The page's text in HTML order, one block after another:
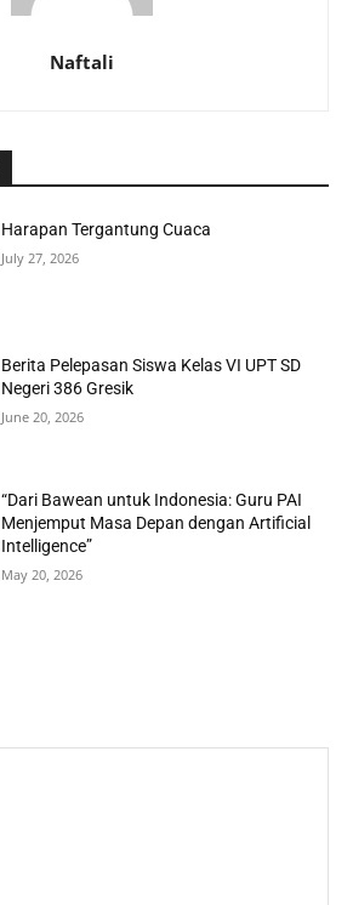
Naftali
Harapan Tergantung Cuaca
July 27, 2026
Berita Pelepasan Siswa Kelas VI UPT SD
Negeri 386 Gresik
June 20, 2026
“Dari Bawean untuk Indonesia: Guru PAI
Menjemput Masa Depan dengan Artificial
Intelligence”
May 20, 2026